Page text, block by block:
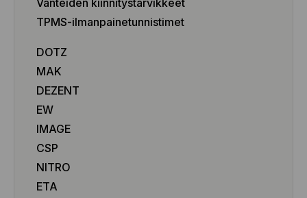
Vanteiden kiinnitystarvikkeet
TPMS-ilmanpainetunnistimet
DOTZ
MAK
DEZENT
EW
IMAGE
CSP
NITRO
ETA